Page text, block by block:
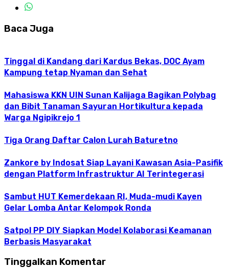
Baca Juga
Tinggal di Kandang dari Kardus Bekas, DOC Ayam
Kampung tetap Nyaman dan Sehat
Mahasiswa KKN UIN Sunan Kalijaga Bagikan Polybag
dan Bibit Tanaman Sayuran Hortikultura kepada
Warga Ngipikrejo 1
Tiga Orang Daftar Calon Lurah Baturetno
Zankore by Indosat Siap Layani Kawasan Asia-Pasifik
dengan Platform Infrastruktur AI Terintegerasi
Sambut HUT Kemerdekaan RI, Muda-mudi Kayen
Gelar Lomba Antar Kelompok Ronda
Satpol PP DIY Siapkan Model Kolaborasi Keamanan
Berbasis Masyarakat
Tinggalkan Komentar